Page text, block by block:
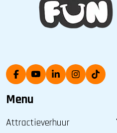
Menu
Attractieverhuur